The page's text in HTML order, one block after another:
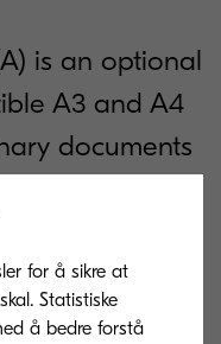
is an optional
A3 and A4
documents
Optical
(OCR).
for å sikre at
Statistiske
å bedre forstå